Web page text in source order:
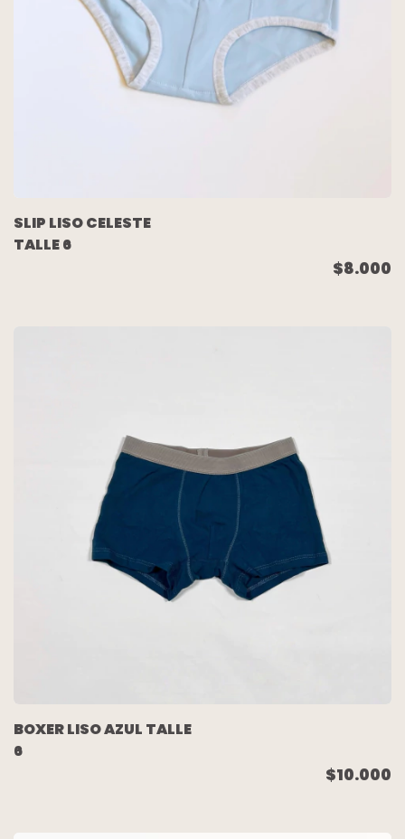
SLIP LISO CELESTE
TALLE 6
$8.000
BOXER LISO AZUL TALLE
6
$10.000